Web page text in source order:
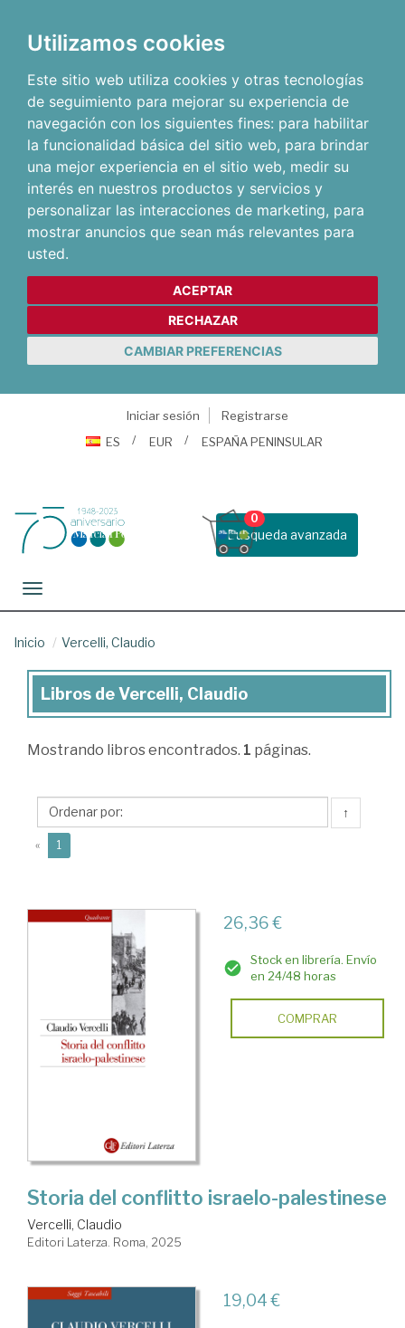
Utilizamos cookies
Este sitio web utiliza cookies y otras tecnologías
de seguimiento para mejorar su experiencia de
navegación con los siguientes fines: para habilitar
la funcionalidad básica del sitio web, para brindar
una mejor experiencia en el sitio web, medir su
interés en nuestros productos y servicios y
personalizar las interacciones de marketing, para
mostrar anuncios que sean más relevantes para
usted.
ACEPTAR
RECHAZAR
CAMBIAR PREFERENCIAS
Iniciar sesión
Registrarse
ES
EUR ESPAÑA PENINSULAR
Busqueda avanzada
0
Toggle navigation
Inicio Vercelli, Claudio
Libros
Vercelli,
Libros de Vercelli, Claudio
Mostrando libros encontrados. 1 páginas.
↑
« 1
26,36 €
Stock en librería. Envío
en 24/48 horas
COMPRAR
Storia del conflitto israelo-palestinese
Vercelli, Claudio
Editori Laterza. Roma, 2025
19,04 €